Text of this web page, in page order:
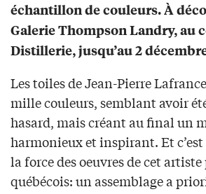
échantillon de couleurs. À
Galerie Thompson Landry, au
Distillerie, jusqu’au 2
Les toiles de Jean-Pierre
mille couleurs, semblant avoir
hasard, mais créant au final un
harmonieux et inspirant. Et
la force des oeuvres de cet
québécois: un assemblage a